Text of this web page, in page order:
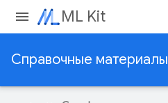
ML Kit
Справочные материалы